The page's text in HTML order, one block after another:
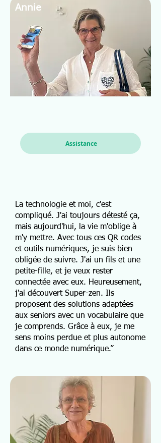
Annie
Assistance
La technologie et moi, c'est
compliqué. J'ai toujours détesté ça,
mais aujourd'hui, la vie m'oblige à
m'y mettre. Avec tous ces QR codes
et outils numériques, je suis bien
obligée de suivre. J'ai un fils et une
petite-fille, et je veux rester
connectée avec eux. Heureusement,
j'ai découvert Super-zen. Ils
proposent des solutions adaptées
aux seniors avec un vocabulaire que
je comprends. Grâce à eux, je me
sens moins perdue et plus autonome
dans ce monde numérique.”